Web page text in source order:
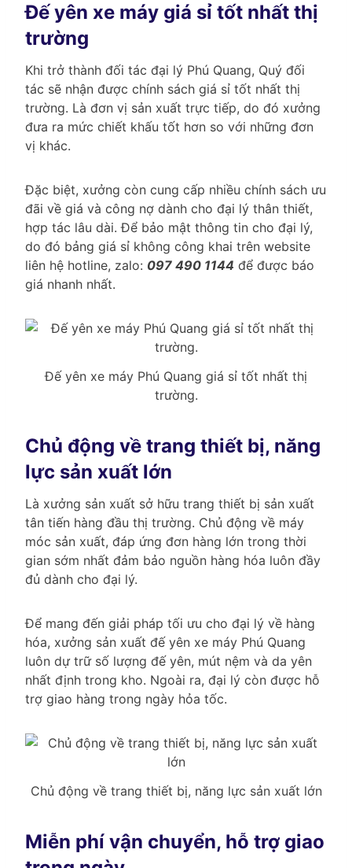
Đế yên xe máy giá sỉ tốt nhất thị
trường
Khi trở thành đối tác đại lý Phú Quang, Quý đối
tác sẽ nhận được chính sách giá sỉ tốt nhất thị
trường. Là đơn vị sản xuất trực tiếp, do đó xưởng
đưa ra mức chiết khấu tốt hơn so với những đơn
vị khác.
Đặc biệt, xưởng còn cung cấp nhiều chính sách ưu
đãi về giá và công nợ dành cho đại lý thân thiết,
hợp tác lâu dài. Để bảo mật thông tin cho đại lý,
do đó bảng giá sỉ không công khai trên website
liên hệ hotline, zalo: 097 490 1144 để được báo
giá nhanh nhất.
Đế yên xe máy Phú Quang giá sỉ tốt nhất thị
trường.
Chủ động về trang thiết bị, năng
lực sản xuất lớn
Là xưởng sản xuất sở hữu trang thiết bị sản xuất
tân tiến hàng đầu thị trường. Chủ động về máy
móc sản xuất, đáp ứng đơn hàng lớn trong thời
gian sớm nhất đảm bảo nguồn hàng hóa luôn đầy
đủ dành cho đại lý.
Để mang đến giải pháp tối ưu cho đại lý về hàng
hóa, xưởng sản xuất đế yên xe máy Phú Quang
luôn dự trữ số lượng đế yên, mút nệm và da yên
nhất định trong kho. Ngoài ra, đại lý còn được hỗ
trợ giao hàng trong ngày hỏa tốc.
Chủ động về trang thiết bị, năng lực sản xuất lớn
Miễn phí vận chuyển, hỗ trợ giao